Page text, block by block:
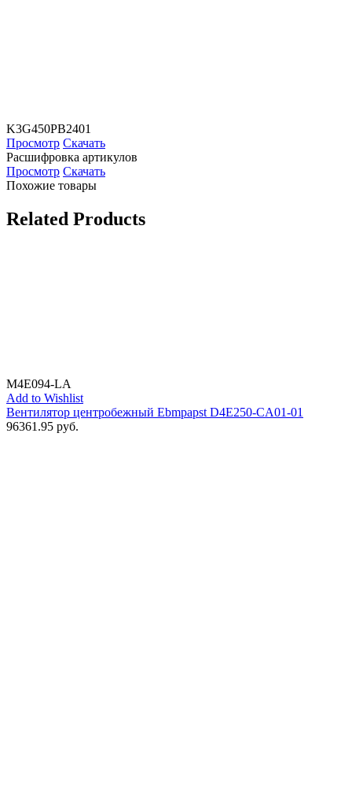
K3G450PB2401
Просмотр Скачать
Расшифровка артикулов
Просмотр Скачать
Похожие товары
Related Products
M4E094-LA
Add to Wishlist
Вентилятор центробежный Ebmpapst D4E250-CA01-01
96361.95 руб.